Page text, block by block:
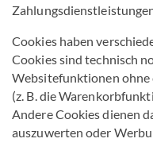
Cookies haben
Cookies sind technisch
Websitefunktionen
(z. B. die
Andere Cookies dienen
auszuwerten oder